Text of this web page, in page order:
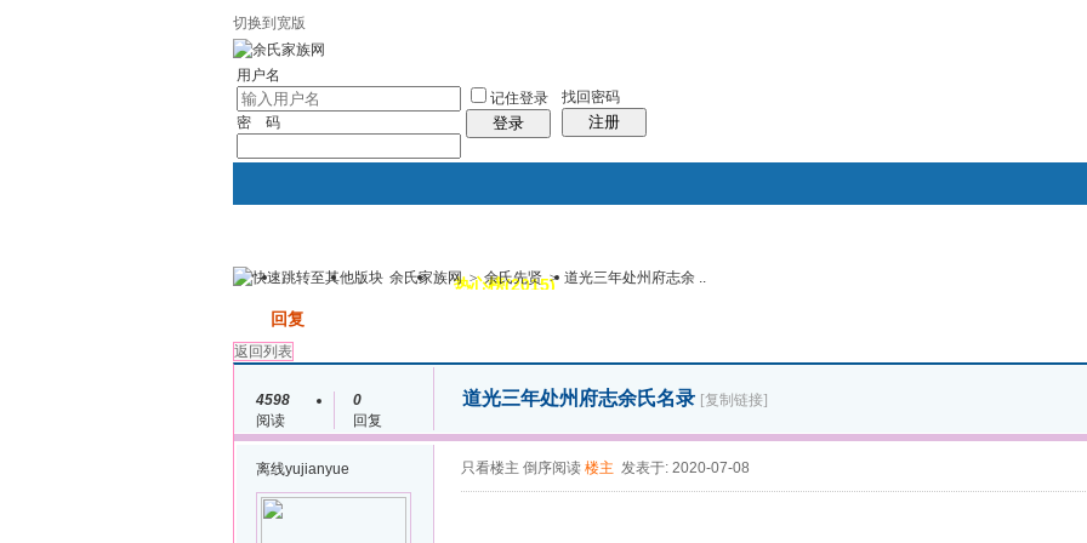
切换到宽版
用户名
密 码
记住登录
登录
找回密码
注册
我的 讨论区 热心榜(2015) 风采堂
余氏家族网 > 余氏先贤 > 道光三年处州府志余 ..
回复
返回列表
4598
阅读
0
回复
道光三年处州府志余氏名录 [复制链接]
离线yujianyue 只看楼主 倒序阅读 楼主 发表于: 2020-07-08